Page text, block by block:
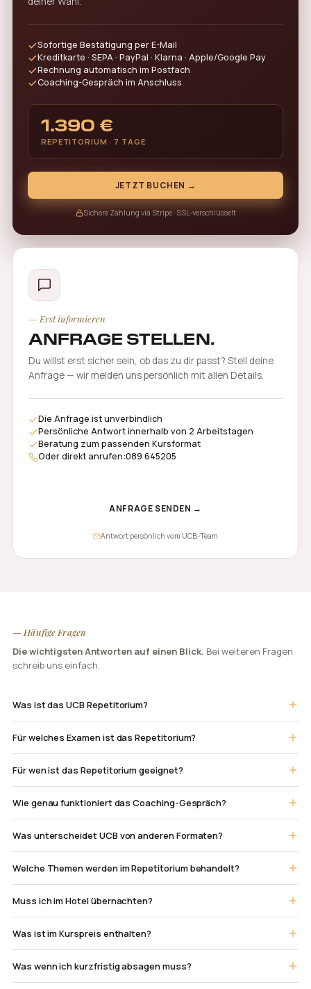
Sofortige Bestätigung per E-Mail
Kreditkarte · SEPA · PayPal · Klarna · Apple/Google Pay
Rechnung automatisch im Postfach
Coaching-Gespräch im Anschluss
1.390 €
REPETITORIUM · 7 TAGE
JETZT BUCHEN →
Sichere Zahlung via Stripe · SSL-verschlüsselt
— Erst informieren
ANFRAGE STELLEN.
Du willst erst sicher sein, ob das zu dir passt? Stell deine
Anfrage — wir melden uns persönlich mit allen Details.
Die Anfrage ist unverbindlich
Persönliche Antwort innerhalb von 2 Arbeitstagen
Beratung zum passenden Kursformat
Oder direkt anrufen:089 645205
ANFRAGE SENDEN →
Antwort persönlich vom UCB-Team
— Häufige Fragen
Die wichtigsten Antworten auf einen Blick. Bei weiteren Fragen
schreib uns einfach.
Was ist das UCB Repetitorium?
Für welches Examen ist das Repetitorium?
Für wen ist das Repetitorium geeignet?
Wie genau funktioniert das Coaching-Gespräch?
Was unterscheidet UCB von anderen Formaten?
Welche Themen werden im Repetitorium behandelt?
Muss ich im Hotel übernachten?
Was ist im Kurspreis enthalten?
Was wenn ich kurzfristig absagen muss?